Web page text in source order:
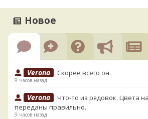
Новое
Verona Скорее всего он.
9 часов назад
Verona
Что-то из рядовок. Цвета
переданы правильно.
9 часов назад